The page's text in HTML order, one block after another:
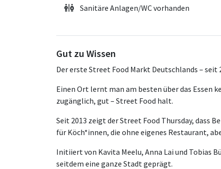
Sanitäre Anlagen/WC vorhanden
Gut zu Wissen
Der erste Street Food Markt Deutschlands –
Einen Ort lernt man am besten über das Essen
zugänglich, gut – Street Food halt.
Seit 2013 zeigt der Street Food Thursday, dass
für Köch*innen, die ohne eigenes Restaurant,
Initiiert von Kavita Meelu, Anna Lai und Tobias
seitdem eine ganze Stadt geprägt.